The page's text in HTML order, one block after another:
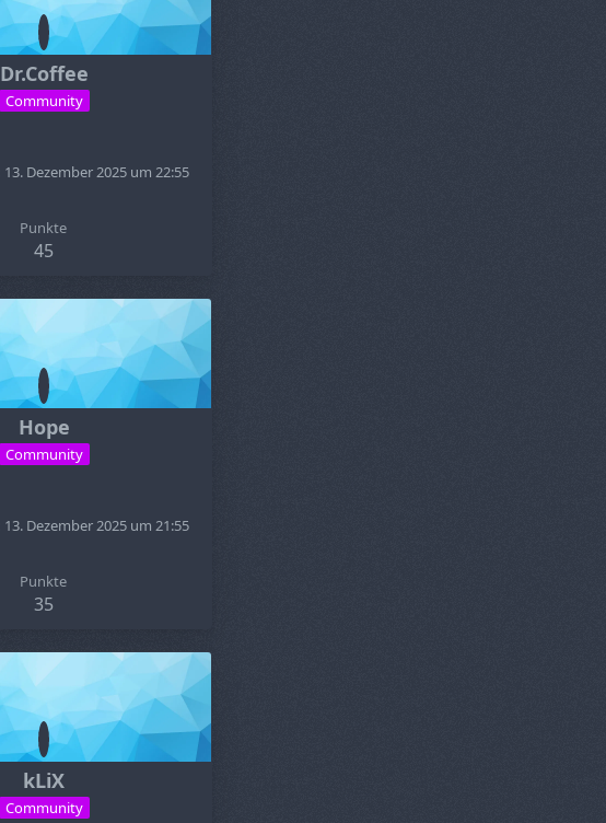
Dr.Coffee
Community
13. Dezember 2025 um 22:55
Punkte
45
Hope
Community
13. Dezember 2025 um 21:55
Punkte
35
kLiX
Community